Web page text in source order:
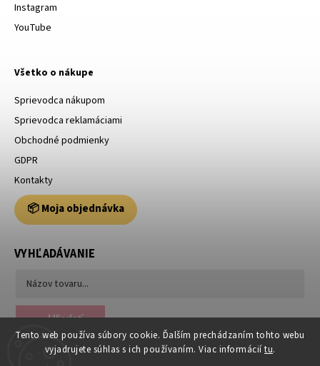
Tento web používa súbory cookie. Ďalším prechádzaním tohto webu
vyjadrujete súhlas s ich používaním. Viac informácií tu.
Instagram
YouTube
Všetko o nákupe
Sprievodca nákupom
Sprievodca reklamáciami
Obchodné podmienky
GDPR
Kontakty
📦 Moja objednávka
VYHĽADÁVANIE
Hľadať